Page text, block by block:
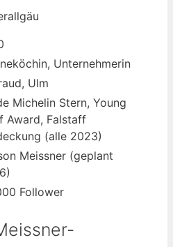
Unternehmerin
Ulm
Michelin Stern, Young
Award, Falstaff
(alle 2023)
Meissner (geplant
Follower